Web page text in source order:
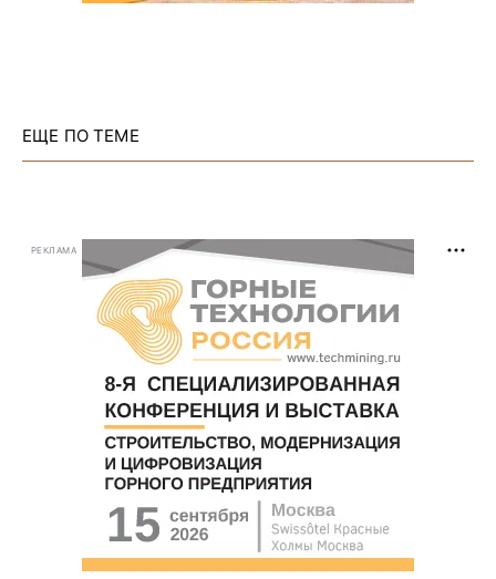
ЕЩЕ ПО ТЕМЕ
РЕКЛАМА